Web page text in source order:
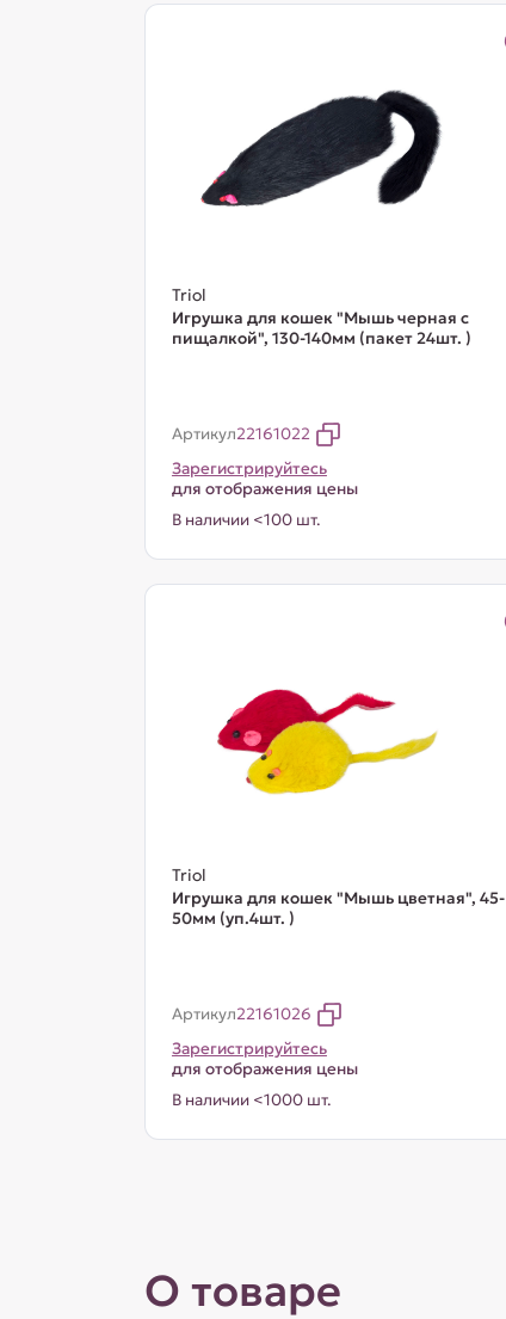
Triol
Игрушка для кошек "Мышь черная с
пищалкой", 130-140мм (пакет 24шт. )
Артикул22161022
Зарегистрируйтесь
для отображения цены
В наличии <100 шт.
Triol
Игрушка для кошек "Мышь цветная", 45-
50мм (уп.4шт. )
Артикул22161026
Зарегистрируйтесь
для отображения цены
В наличии <1000 шт.
О товаре